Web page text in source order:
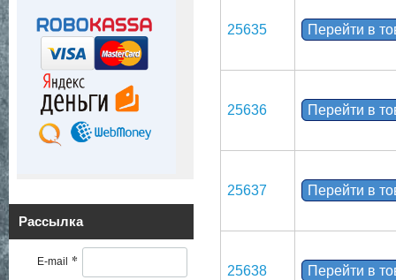
Рассылка
E-mail *
25635 Перейти в
25636 Перейти в
25637 Перейти в
25638 Перейти в